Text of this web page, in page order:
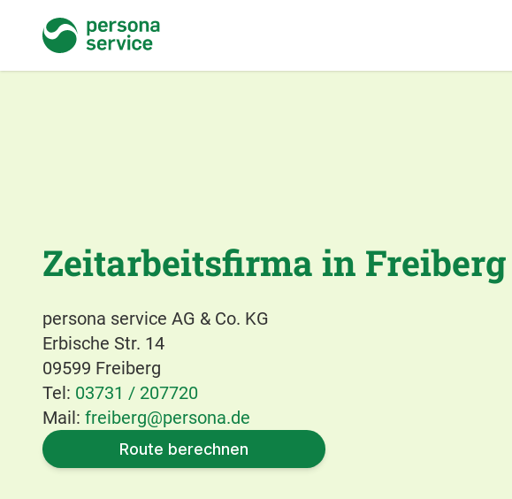
persona service
Zeitarbeitsfirma in Freiberg
persona service AG & Co. KG
Erbische Str. 14
09599 Freiberg
Tel: 03731 / 207720
Mail: freiberg@persona.de
Route berechnen